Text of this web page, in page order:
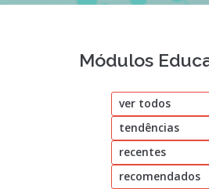
Ajuda
Entrar
Cadastrar
Módulos
ver todos
tendências
recentes
recomendados